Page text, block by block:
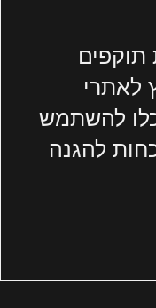
תוקפים
לאתרי
להשתמש
להגנה